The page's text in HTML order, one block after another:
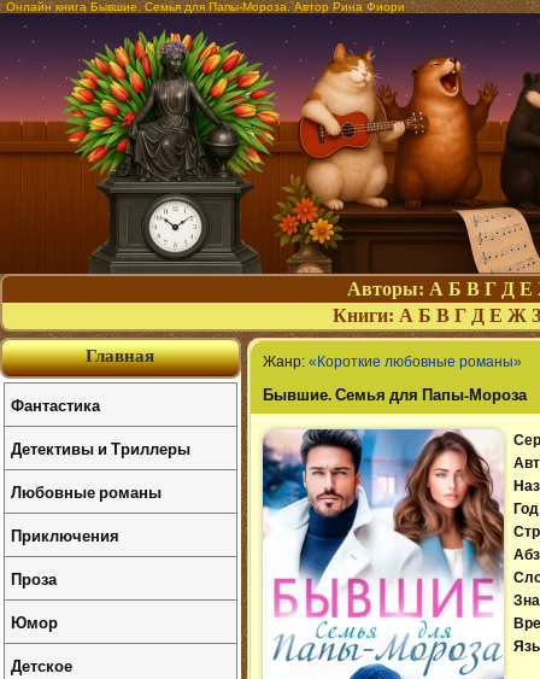
Онлайн книга Бывшие. Семья для Папы-Мороза. Автор Рина Фиори
Авторы: А Б В Г Д Е
Книги: А Б В Г Д Е Ж З
Жанр: «Короткие любовные романы»
Бывшие. Семья для Папы-Мороза
Главная
Фантастика
Детективы и Триллеры
Любовные романы
Приключения
Проза
Юмор
Детское